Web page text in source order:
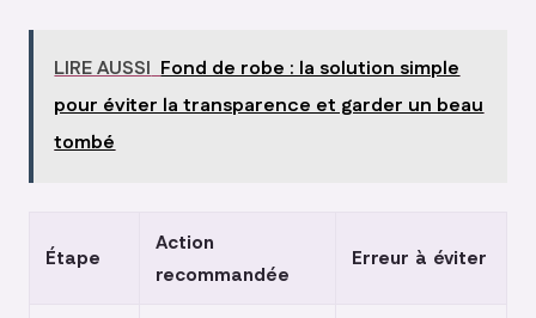
LIRE AUSSI Fond de robe : la solution simple
pour éviter la transparence et garder un beau
tombé
Étape
Action
recommandée
Erreur à éviter